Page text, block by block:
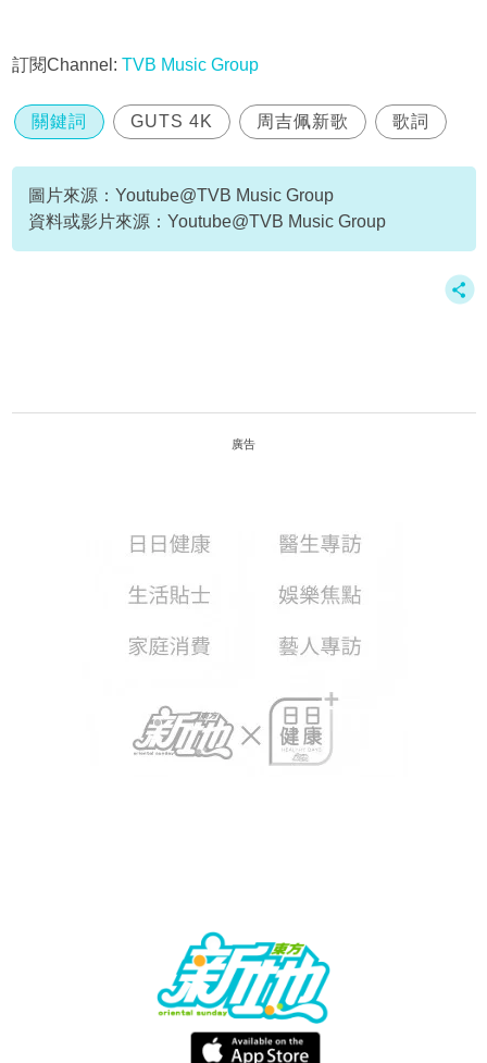
訂閱Channel: TVB Music Group
關鍵詞 GUTS 4K 周吉佩新歌 歌詞
圖片來源：Youtube@TVB Music Group
資料或影片來源：Youtube@TVB Music Group
廣告